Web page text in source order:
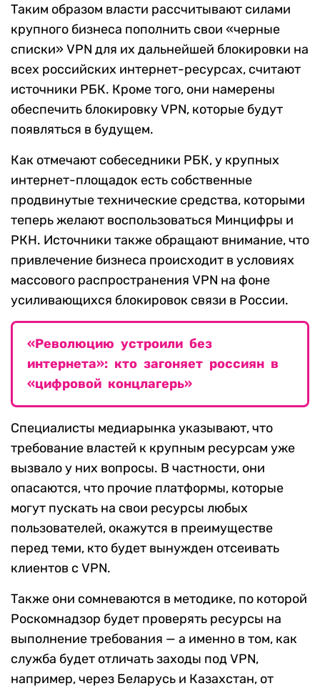
Таким образом власти рассчитывают силами
крупного бизнеса пополнить свои «черные
списки» VPN для их дальнейшей блокировки на
всех российских интернет-ресурсах, считают
источники РБК. Кроме того, они намерены
обеспечить блокировку VPN, которые будут
появляться в будущем.
Как отмечают собеседники РБК, у крупных
интернет-площадок есть собственные
продвинутые технические средства, которыми
теперь желают воспользоваться Минцифры и
РКН. Источники также обращают внимание, что
привлечение бизнеса происходит в условиях
массового распространения VPN на фоне
усиливающихся блокировок связи в России.
«Революцию устроили без
интернета»: кто загоняет россиян в
«цифровой концлагерь»
Специалисты медиарынка указывают, что
требование властей к крупным ресурсам уже
вызвало у них вопросы. В частности, они
опасаются, что прочие платформы, которые
могут пускать на свои ресурсы любых
пользователей, окажутся в преимуществе
перед теми, кто будет вынужден отсеивать
клиентов с VPN.
Также они сомневаются в методике, по которой
Роскомнадзор будет проверять ресурсы на
выполнение требования — а именно в том, как
служба будет отличать заходы под VPN,
например, через Беларусь и Казахстан, от